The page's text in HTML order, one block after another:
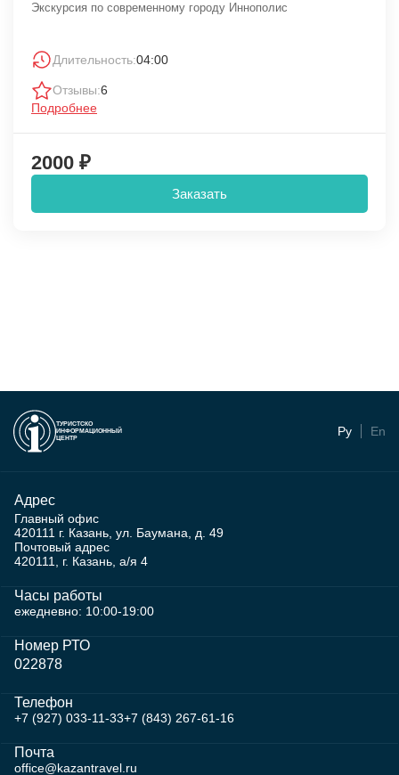
Экскурсия по современному городу Иннополис
Длительность:04:00
Отзывы:6
Подробнее
2000 ₽
Заказать
ТУРИСТСКО
ИНФОРМАЦИОННЫЙ
ЦЕНТР
Ру En
Адрес
Главный офис
420111 г. Казань, ул. Баумана, д. 49
Почтовый адрес
420111, г. Казань, а/я 4
Часы работы
ежедневно: 10:00-19:00
Номер РТО
022878
Телефон
+7 (927) 033-11-33+7 (843) 267-61-16
Почта
office@kazantravel.ru